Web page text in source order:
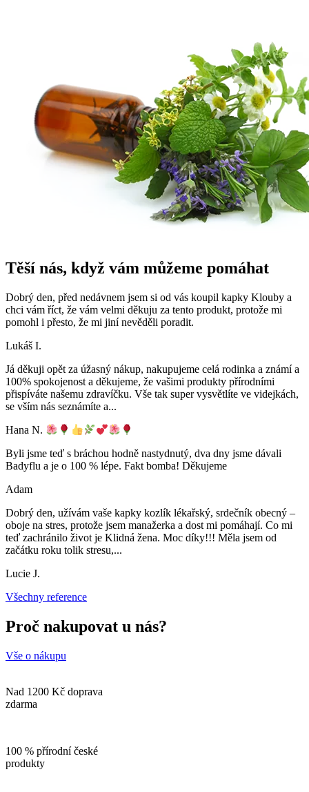
Těší nás, když vám můžeme pomáhat
Dobrý den, před nedávnem jsem si od vás koupil kapky Klouby a
chci vám říct, že vám velmi děkuju za tento produkt, protože mi
pomohl i přesto, že mi jiní nevěděli poradit.
Lukáš I.
Já děkuji opět za úžasný nákup, nakupujeme celá rodinka a známí a
100% spokojenost a děkujeme, že vašimi produkty přírodními
přispíváte našemu zdravíčku. Vše tak super vysvětlíte ve videjkách,
se vším nás seznámíte a...
Hana N.
Byli jsme teď s bráchou hodně nastydnutý, dva dny jsme dávali
Badyflu a je o 100 % lépe. Fakt bomba! Děkujeme
Adam
Dobrý den, užívám vaše kapky kozlík lékařský, srdečník obecný –
oboje na stres, protože jsem manažerka a dost mi pomáhají. Co mi
teď zachránilo život je Klidná žena. Moc díky!!! Měla jsem od
začátku roku tolik stresu,...
Lucie J.
Všechny reference
Proč nakupovat u nás?
Vše o nákupu
Nad 1200 Kč doprava
zdarma
100 % přírodní české
produkty